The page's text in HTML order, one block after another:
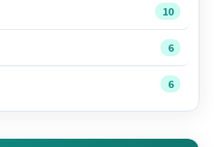
10
6
6